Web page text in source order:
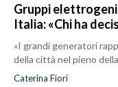
Gruppi
Italia: «Chi ha
«I grandi generatori
della città nel pieno
Caterina Fiori